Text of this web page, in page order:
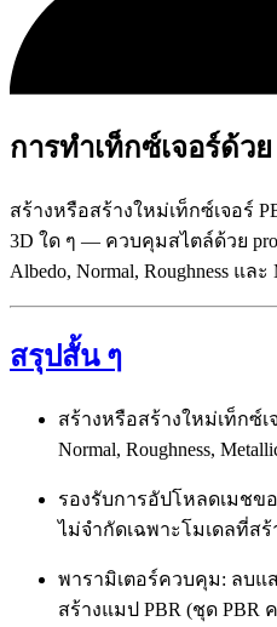
การทำเท็กซ์เจอร์ด้ว
สร้างหรือสร้างใหม่เท็กซ์เจอร์
3D ใด ๆ — ควบคุมสไตล์ด้วย
Albedo, Normal, Roughness และ
สรุปสั้น ๆ
สร้างหรือสร้างใหม่เท็กซ์
Normal, Roughness,
รองรับการอัปโหลดเมชข
ไม่จำกัดเฉพาะโมเดลที่สร้
พารามิเตอร์ควบคุม: ลบแส
สร้างแมป PBR (ชุด PBR